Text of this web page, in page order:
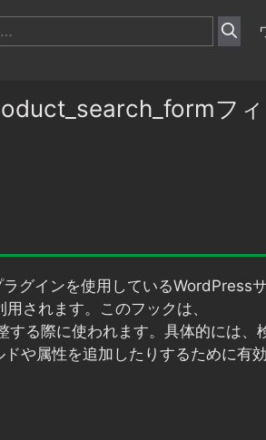
フィ
グインを使用しているWordPressサ
されます。このフックは、
る際に使われます。具体的には、
や属性を追加したりするために有効